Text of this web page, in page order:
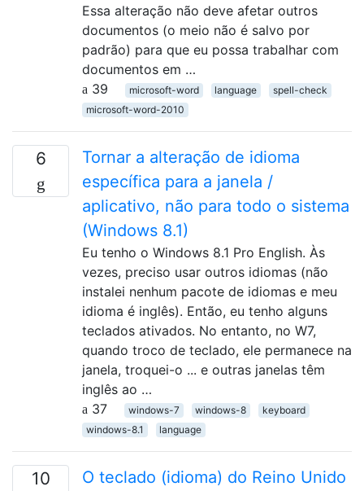
Essa alteração não deve afetar outros
documentos (o meio não é salvo por
padrão) para que eu possa trabalhar com
documentos em …
39
microsoft-word language
spell-check
microsoft-word-2010
6
Tornar a alteração de idioma
específica para a janela /
aplicativo, não para todo o sistema
(Windows 8.1)
Eu tenho o Windows 8.1 Pro English. Às
vezes, preciso usar outros idiomas (não
instalei nenhum pacote de idiomas e meu
idioma é inglês). Então, eu tenho alguns
teclados ativados. No entanto, no W7,
quando troco de teclado, ele permanece na
janela, troquei-o ... e outras janelas têm
inglês ao …
37
windows-7 windows-8
keyboard
windows-8.1
language
10
O teclado (idioma) do Reino Unido